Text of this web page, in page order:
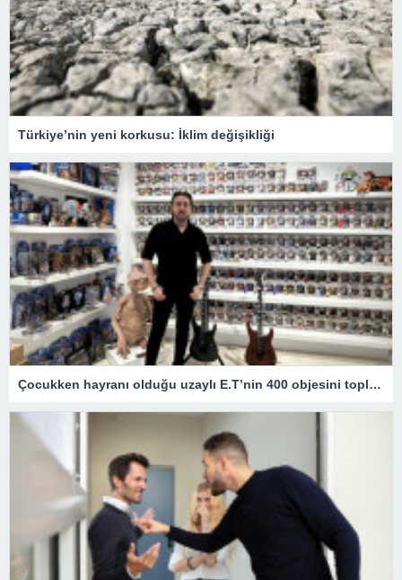
Türkiye’nin yeni korkusu: İklim değişikliği
Çocukken hayranı olduğu uzaylı E.T’nin 400 objesini topladı